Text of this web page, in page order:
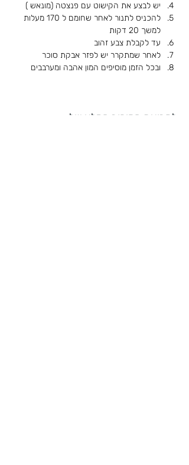
יש לבצע את הקישוט עם פנצטה (מונאש )
להכניס לתנור לאחר שחומם ל 170 מעלות
למשך 20 דקות
עד לקבלת צבע זהוב
לאחר שמתקרר יש לפזר אבקת סוכר
ובכל הזמן מוסיפים המון אהבה ומערבבים
לקריאת הסיפור המלא של